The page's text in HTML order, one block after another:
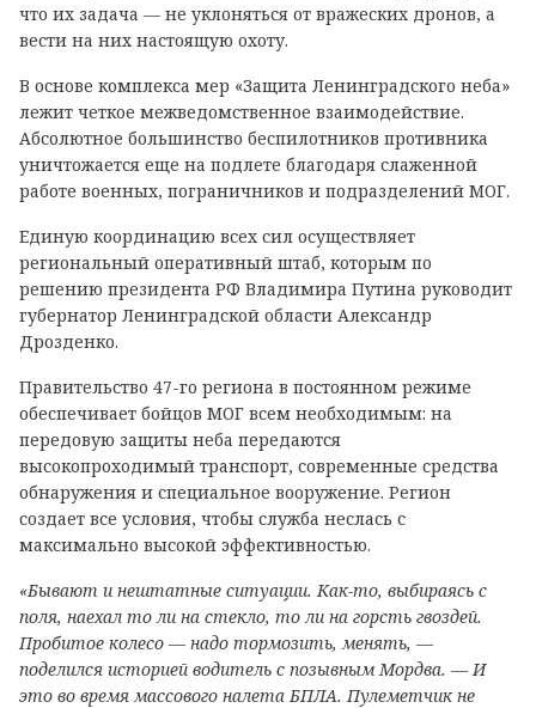
что их задача — не уклоняться от вражеских дронов, а
вести на них настоящую охоту.
В основе комплекса мер «Защита Ленинградского неба»
лежит четкое межведомственное взаимодействие.
Абсолютное большинство беспилотников противника
уничтожается еще на подлете благодаря слаженной
работе военных, пограничников и подразделений МОГ.
Единую координацию всех сил осуществляет
региональный оперативный штаб, которым по
решению президента РФ Владимира Путина руководит
губернатор Ленинградской области Александр
Дрозденко.
Правительство 47-го региона в постоянном режиме
обеспечивает бойцов МОГ всем необходимым: на
передовую защиты неба передаются
высокопроходимый транспорт, современные средства
обнаружения и специальное вооружение. Регион
создает все условия, чтобы служба неслась с
максимально высокой эффективностью.
«Бывают и нештатные ситуации. Как-то, выбираясь с
поля, наехал то ли на стекло, то ли на горсть гвоздей.
Пробитое колесо — надо тормозить, менять, —
поделился историей водитель с позывным Мордва. — И
это во время массового налета БПЛА. Пулеметчик не